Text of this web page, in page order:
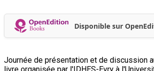
Disponible sur
Journée de présentation et de discussion